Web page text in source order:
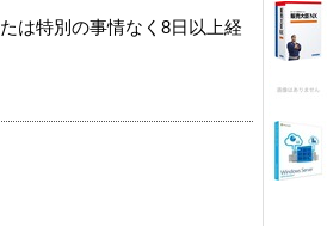
は特別の事情なく8日以上経